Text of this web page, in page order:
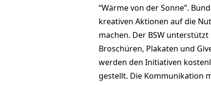
“Wärme von der Sonne”.
kreativen Aktionen auf die
machen. Der BSW
Broschüren, Plakaten und
werden den Initiativen
gestellt. Die Kommunikation